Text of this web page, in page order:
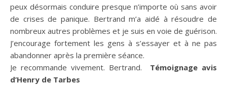
peux désormais conduire presque n’importe où sans avoir
de crises de panique. Bertrand m’a aidé à résoudre de
nombreux autres problèmes et je suis en voie de guérison.
J’encourage fortement les gens à s’essayer et à ne pas
abandonner après la première séance.
Je recommande vivement. Bertrand.
Témoignage avis
d’Henry de Tarbes